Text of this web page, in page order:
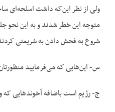
ولی از نظر این‌که داشت اسلحه‌ای
متوجه این خطر شدند و به این نحو
شروع به فحش دادن به شریعتی
س- این‌هایی که می‌فرمایید
ج- رژیم است باضافه آخوندهایی که